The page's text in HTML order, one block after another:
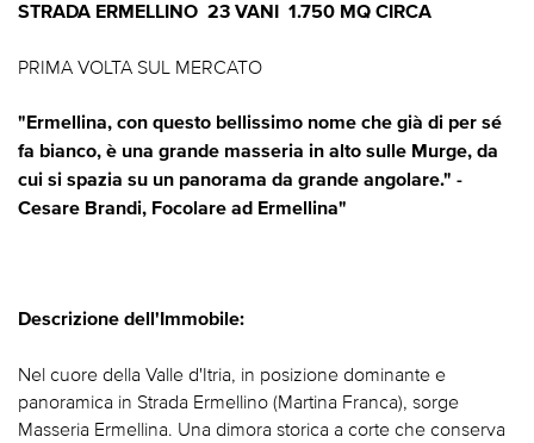
STRADA ERMELLINO  23 VANI  1.750 MQ CIRCA
PRIMA VOLTA SUL MERCATO
"Ermellina, con questo bellissimo nome che già di per sé
fa bianco, è una grande masseria in alto sulle Murge, da
cui si spazia su un panorama da grande angolare." -
Cesare Brandi, Focolare ad Ermellina"
Descrizione dell'Immobile:
Nel cuore della Valle d'Itria, in posizione dominante e
panoramica in Strada Ermellino (Martina Franca), sorge
Masseria Ermellina. Una dimora storica a corte che conserva